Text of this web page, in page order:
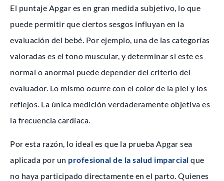
El puntaje Apgar es en gran medida subjetivo, lo que
puede permitir que ciertos sesgos influyan en la
evaluación del bebé. Por ejemplo, una de las categorías
valoradas es el tono muscular, y determinar si este es
normal o anormal puede depender del criterio del
evaluador. Lo mismo ocurre con el color de la piel y los
reflejos. La única medición verdaderamente objetiva es
la frecuencia cardíaca.
Por esta razón, lo ideal es que la prueba Apgar sea
aplicada por un profesional de la salud imparcial que
no haya participado directamente en el parto. Quienes